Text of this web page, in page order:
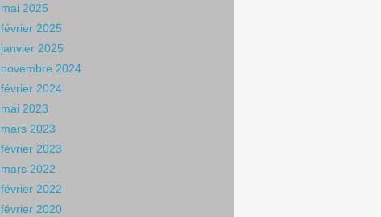
mai 2025
février 2025
janvier 2025
novembre 2024
février 2024
mai 2023
mars 2023
février 2023
mars 2022
février 2022
février 2020